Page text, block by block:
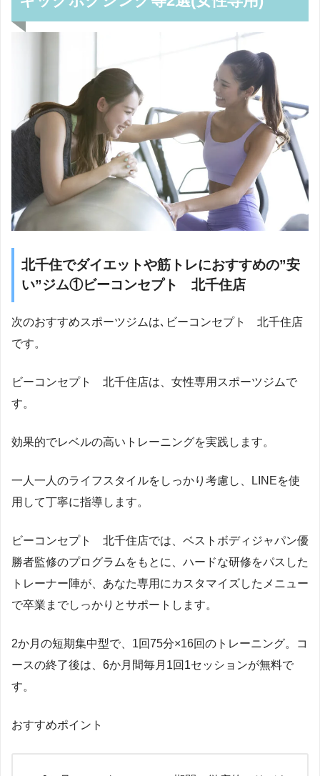
北千住でダイエットや筋トレにおすすめの”安
い”ジム①ビーコンセプト 北千住店
次のおすすめスポーツジムは､ビーコンセプト 北千住店
です。
ビーコンセプト 北千住店は、女性専用スポーツジムで
す。
効果的でレベルの高いトレーニングを実践します。
一人一人のライフスタイルをしっかり考慮し、LINEを使
用して丁寧に指導します。
ビーコンセプト 北千住店では、ベストボディジャパン優
勝者監修のプログラムをもとに、ハードな研修をパスした
トレーナー陣が、あなた専用にカスタマイズしたメニュー
で卒業までしっかりとサポートします。
2か月の短期集中型で、1回75分×16回のトレーニング。コ
ースの終了後は、6か月間毎月1回1セッションが無料で
す。
おすすめポイント